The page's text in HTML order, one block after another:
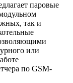
паровые
так и
или
по GSM-